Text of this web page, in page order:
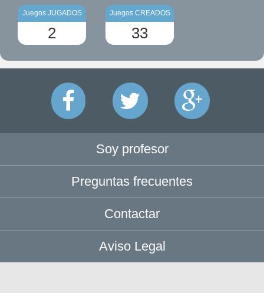
Juegos JUGADOS
2
Juegos CREADOS
33
Soy profesor
Preguntas frecuentes
Contactar
Aviso Legal